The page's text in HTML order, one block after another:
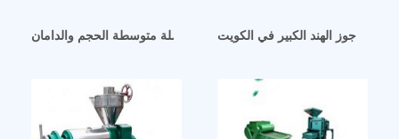
آلة إنتاج زيت الديزل الحيوي الكاملة متوسطة الحجم والدامان
زيت جوز الهند الكبير في الكويت